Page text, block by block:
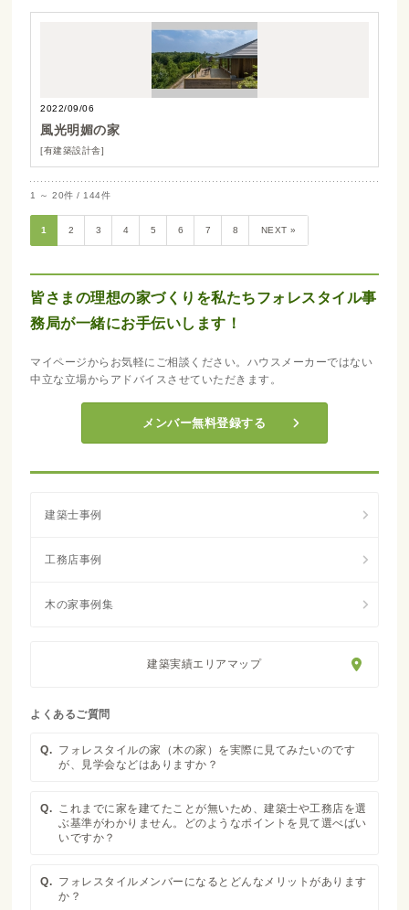
2022/09/06
風光明媚の家
[有建築設計舎]
1 ～ 20件 / 144件
1 2 3 4 5 6 7 8 NEXT »
皆さまの理想の家づくりを私たちフォレスタイル事
務局が一緒にお手伝いします！
マイページからお気軽にご相談ください。ハウスメーカーではない
中立な立場からアドバイスさせていただきます。
メンバー無料登録する
建築実績エリアマップ
よくあるご質問
Q. フォレスタイルの家（木の家）を実際に見てみたいのです
が、見学会などはありますか？
Q. これまでに家を建てたことが無いため、建築士や工務店を選
ぶ基準がわかりません。どのようなポイントを見て選べばい
いですか？
Q. フォレスタイルメンバーになるとどんなメリットがあります
か？